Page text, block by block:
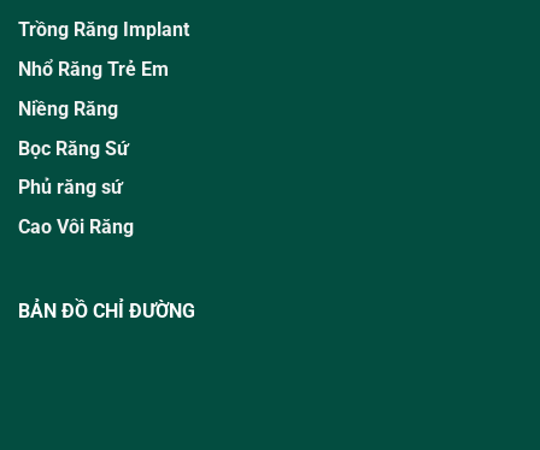
Trồng Răng Implant
Nhổ Răng Trẻ Em
Niềng Răng
Bọc Răng Sứ
Phủ răng sứ
Cao Vôi Răng
BẢN ĐỒ CHỈ ĐƯỜNG